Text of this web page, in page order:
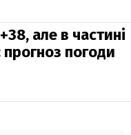
але в частині
погоди